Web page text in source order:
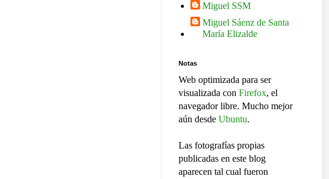
Miguel SSM
Miguel Sáenz de Santa
María Elizalde
Notas
Web optimizada para ser
visualizada con Firefox, el
navegador libre. Mucho mejor
aún desde Ubuntu.
Las fotografías propias
publicadas en este blog
aparecen tal cual fueron